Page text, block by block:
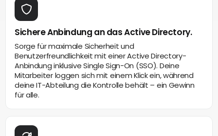
Sichere Anbindung an das Active Directory.
Sorge für maximale Sicherheit und
Benutzerfreundlichkeit mit einer Active Directory-
Anbindung inklusive Single Sign-On (SSO). Deine
Mitarbeiter loggen sich mit einem Klick ein, während
deine IT-Abteilung die Kontrolle behält – ein Gewinn
für alle.